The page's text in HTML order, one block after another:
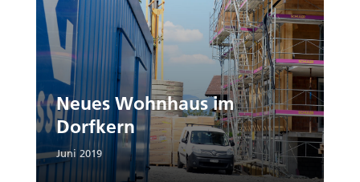
Neues Wohnhaus im
Dorfkern
Juni 2019